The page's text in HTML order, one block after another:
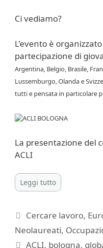
Ci vediamo?
L’evento è
partecipazione di
Argentina, Belgio, Brasile,
Lussemburgo, Olanda e
tutti e pensata in particolare
La presentazione del
ACLI
Leggi tutto
Categorie
Cercare lavoro,
Neolaureati,
Tag
ACLI, bologna,